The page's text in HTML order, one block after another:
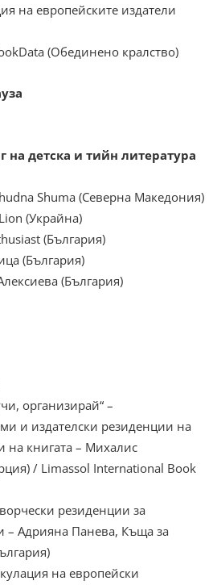
на европейските издатели
(Обединено кралство)
на детска и тийн литература
Shuma (Северна Македония)
(Украйна)
(България)
(България)
(България)
организирай“ –
и издателски резиденции на
книгата – Михалис
/ Limassol International Book
резиденции за
– Адрияна Панева, Къща за
на европейски